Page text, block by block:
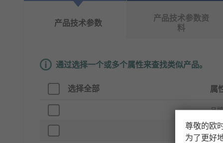
产品技术参数
产品技术参数资
料
通过选择一个或多个属性来查找类似产品。
选择全部 属
品
产
尊敬的欧
为了更好